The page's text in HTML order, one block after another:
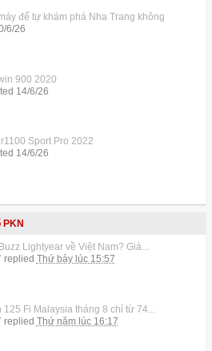
để tự khám phá Nha Trang không
6/26
900 2020
14/6/26
Sport Pro 2022
14/6/26
PKN
Lightyear về Việt Nam? Giá...
replied Thứ bảy lúc 15:57
Fi Malaysia tháng 8 chỉ từ 74...
replied Thứ năm lúc 16:17